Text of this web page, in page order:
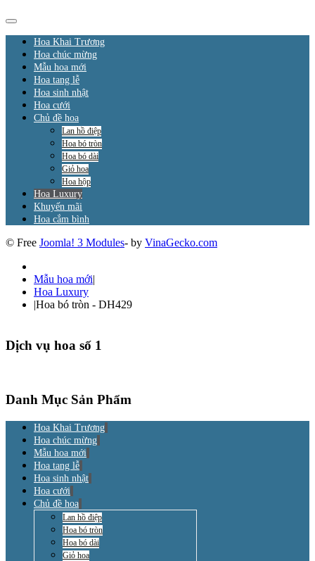
Hoa Khai Trương
Hoa chúc mừng
Mẫu hoa mới
Hoa tang lễ
Hoa sinh nhật
Hoa cưới
Chủ đề hoa
Lan hồ điệp
Hoa bó tròn
Hoa bó dài
Giỏ hoa
Hoa hộp
Hoa Luxury
Khuyến mãi
Hoa cắm bình
© Free Joomla! 3 Modules- by VinaGecko.com
Mẫu hoa mới|
Hoa Luxury
|Hoa bó tròn - DH429
Dịch vụ hoa số 1
Danh Mục Sản Phẩm
Hoa Khai Trương
Hoa chúc mừng
Mẫu hoa mới
Hoa tang lễ
Hoa sinh nhật
Hoa cưới
Chủ đề hoa
Lan hồ điệp
Hoa bó tròn
Hoa bó dài
Giỏ hoa